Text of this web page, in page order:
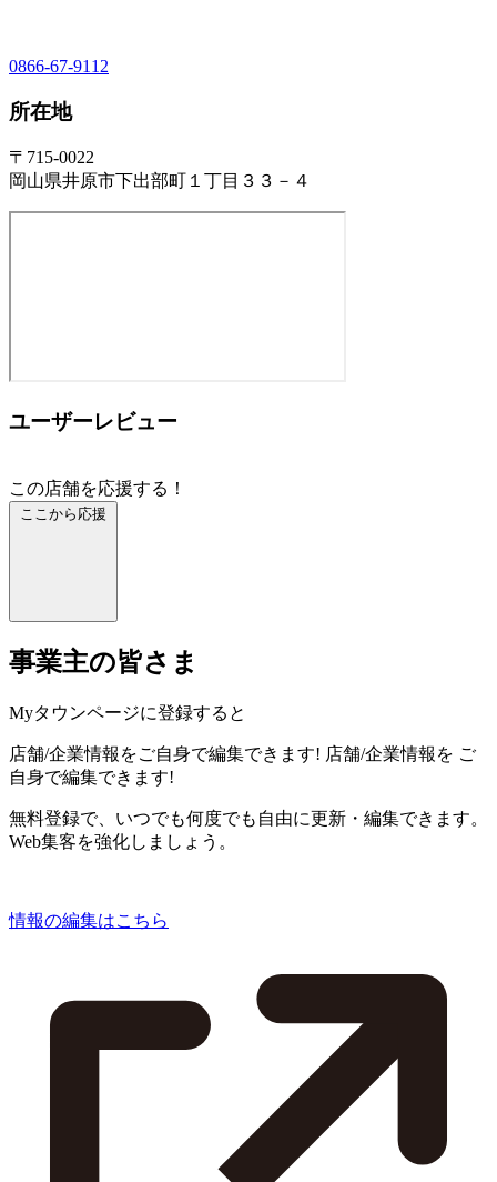
0866-67-9112
所在地
〒715-0022
岡山県井原市下出部町１丁目３３－４
ユーザーレビュー
この店舗を応援する！
ここから応援
事業主の皆さま
Myタウンページに登録すると
店舗/企業情報をご自身で編集できます! 店舗/企業情報を ご
自身で編集できます!
無料登録で、いつでも何度でも自由に更新・編集できます。
Web集客を強化しましょう。
情報の編集はこちら